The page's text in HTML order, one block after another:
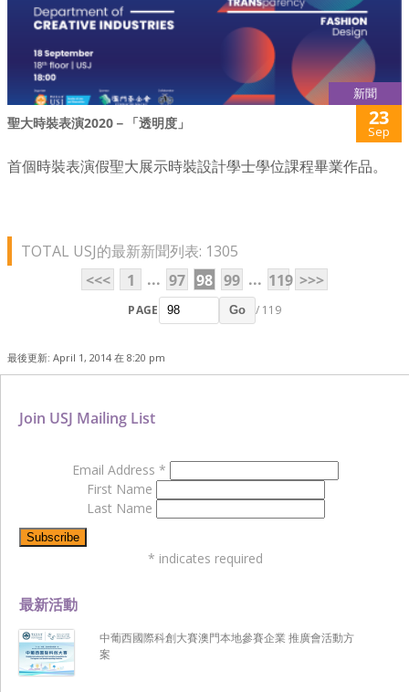
新聞
聖大時裝表演2020－「透明度」 23
Sep
首個時裝表演假聖大展示時裝設計學士學位課程畢業作品。
TOTAL USJ的最新新聞列表: 1305
<<<
1 ... 97 98 99 ... 119 >>>
PAGE Go / 119
最後更新: April 1, 2014 在 8:20 pm
最新活動
中葡西國際科創大賽澳門本地參賽企業 推廣會活動方
案
Join USJ Mailing List
Email Address *
First Name
Last Name
* indicates required